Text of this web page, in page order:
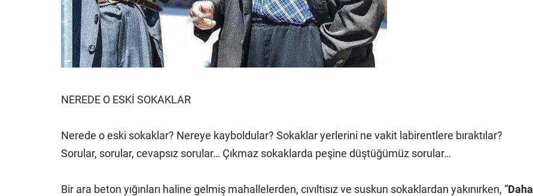
NEREDE O ESKİ SOKAKLAR
Nerede o eski sokaklar? Nereye kayboldular? Sokaklar yerlerini ne vakit labirentlere bıraktılar?
Sorular, sorular, cevapsız sorular… Çıkmaz sokaklarda peşine düştüğümüz sorular…
Bir ara beton yığınları haline gelmiş mahallelerden, cıvıltısız ve suskun sokaklardan yakınırken, “Daha